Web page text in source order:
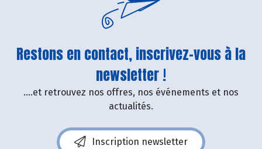
Restons en contact, inscrivez-vous à la
newsletter !
....et retrouvez nos offres, nos événements et nos
actualités.
Inscription newsletter